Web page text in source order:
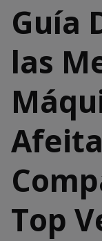
Guía
las
Top